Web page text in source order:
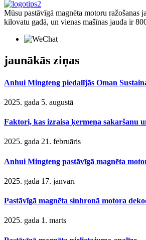
Mūsu pastāvīgā magnēta motoru ražošanas
kilovatu gadā, un vienas mašīnas jauda ir
jaunākās ziņas
Anhui Mingteng piedalījās Oman
2025. gada 5. augustā
Faktori, kas izraisa ķermeņa sakaršanu
2025. gada 21. februāris
Anhui Mingteng pastāvīgā magnēta
2025. gada 17. janvārī
Pastāvīgā magnēta sinhronā motora
2025. gada 1. marts